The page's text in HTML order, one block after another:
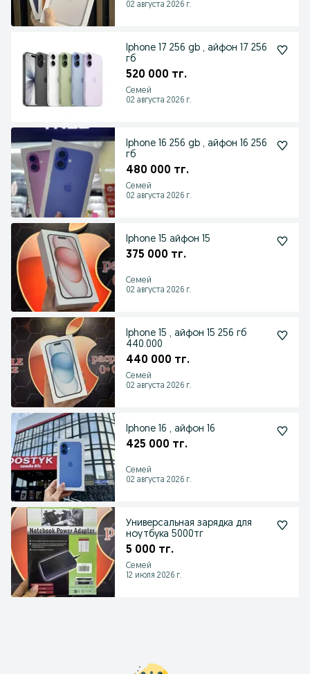
02 августа 2026 г.
Iphone 17 256 gb , айфон 17 256
гб
520 000 тг.
Семей
02 августа 2026 г.
Iphone 16 256 gb , айфон 16 256
гб
480 000 тг.
Семей
02 августа 2026 г.
Iphone 15 айфон 15
375 000 тг.
Семей
02 августа 2026 г.
Iphone 15 , айфон 15 256 гб
440.000
440 000 тг.
Семей
02 августа 2026 г.
Iphone 16 , айфон 16
425 000 тг.
Семей
02 августа 2026 г.
Универсальная зарядка для
ноутбука 5000тг
5 000 тг.
Семей
12 июля 2026 г.